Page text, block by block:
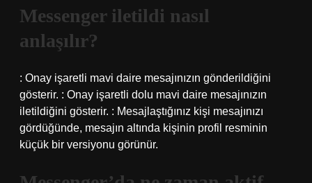
Messenger iletildi nasıl
anlaşılır?
: Onay işaretli mavi daire mesajınızın gönderildiğini
gösterir. : Onay işaretli dolu mavi daire mesajınızın
iletildiğini gösterir. : Mesajlaştığınız kişi mesajınızı
gördüğünde, mesajın altında kişinin profil resminin
küçük bir versiyonu görünür.